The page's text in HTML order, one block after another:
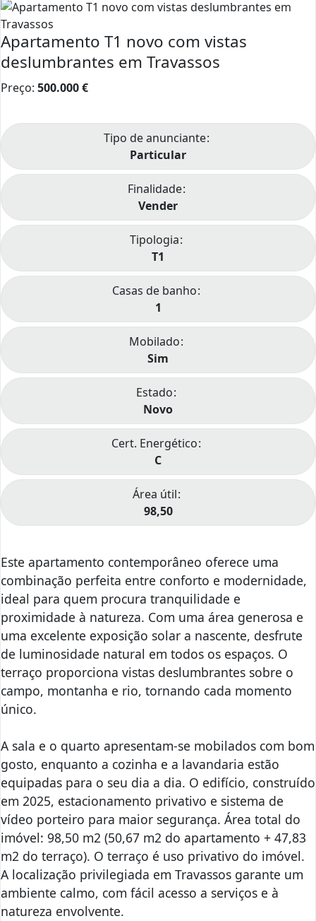
Apartamento T1 novo com vistas
deslumbrantes em Travassos
Preço: 500.000€
Tipo de anunciante
Particular
Finalidade
Vender
Tipologia
T1
Casas de banho
1
Mobilado
Sim
Estado
Novo
Cert. Energético
C
Área útil
98,50
Este apartamento contemporâneo oferece uma
combinação perfeita entre conforto e modernidade,
ideal para quem procura tranquilidade e
proximidade à natureza. Com uma área generosa e
uma excelente exposição solar a nascente, desfrute
de luminosidade natural em todos os espaços. O
terraço proporciona vistas deslumbrantes sobre o
campo, montanha e rio, tornando cada momento
único.
A sala e o quarto apresentam-se mobilados com bom
gosto, enquanto a cozinha e a lavandaria estão
equipadas para o seu dia a dia. O edifício, construído
em 2025, estacionamento privativo e sistema de
vídeo porteiro para maior segurança. Área total do
imóvel: 98,50 m2 (50,67 m2 do apartamento + 47,83
m2 do terraço). O terraço é uso privativo do imóvel.
A localização privilegiada em Travassos garante um
ambiente calmo, com fácil acesso a serviços e à
natureza envolvente.